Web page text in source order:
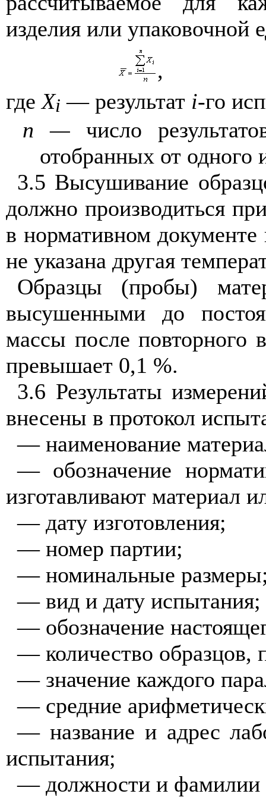
изделия или
,
где Xi — результат i-го
п — число
отобранных от одного
3.5 Высушивание
должно производиться
в нормативном
не указана другая
Образцы (пробы)
высушенными до
массы после повторного
превышает 0,1 %.
3.6 Результаты
внесены в протокол
— наименование
— обозначение
изготавливают материал
— дату изготовления;
— номер партии;
— номинальные
— вид и дату испытания;
— обозначение
— количество образцов,
— значение каждого
— средние
— название и адрес
испытания;
— должности и фамилии